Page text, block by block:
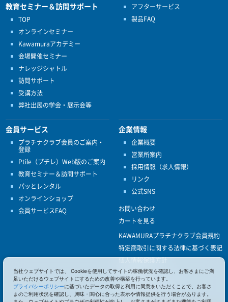
教育セミナー＆訪問サポート
TOP
オンラインセミナー
Kawamuraアカデミー
会場開催セミナー
ナレッジシャトル
訪問サポート
受講方法
弊社出展の学会・展示会等
アフターサービス
製品FAQ
会員サービス
プラチナクラブ会員のご案内・
登録
Ptile（プチレ）Web版のご案内
教育セミナー＆訪問サポート
パッとレンタル
オンラインショップ
会員サービスFAQ
企業情報
企業概要
営業所案内
採用情報（求人情報）
リンク
公式SNS
お問い合わせ
カートを見る
KAWAMURAプラチナクラブ会員規約
特定商取引に関する法律に基づく表記
個人情報保護方針
ISO9001
健康経営優良法人認定
当社ウェブサイトでは、 Cookieを使用してサイトの稼働状況を確認し、お客さまにご満
足いただけるウェブサイトにするための改善や構築を行っています。
プライバシーポリシーに基づいたデータの取得と利用に同意をいただくことで、お客さ
まのご利用状況を確認し、興味・関心に合った表示や情報提供を行う場合があります。